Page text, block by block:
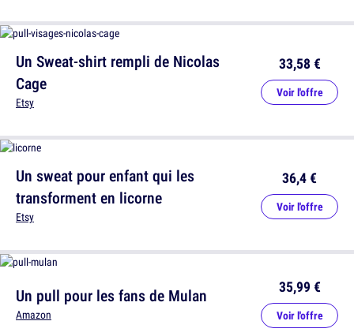
Un sweat pour enfant qui les
transforment en licorne
Etsy
36,4 €
Voir l'offre
Un Sweat-shirt rempli de Nicolas
Cage
Etsy
33,58 €
Voir l'offre
Un pull pour les fans de Mulan
Amazon
35,99 €
Voir l'offre